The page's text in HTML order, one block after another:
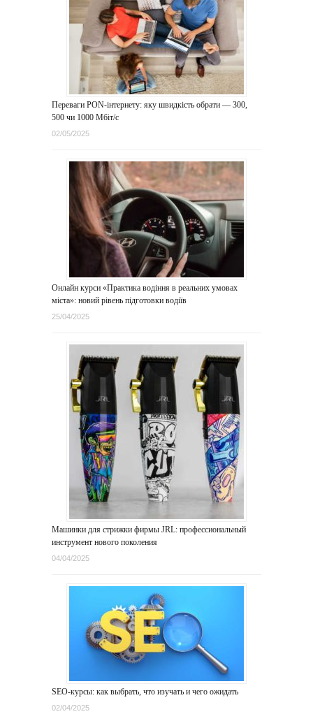
Переваги PON-інтернету: яку швидкість обрати — 300,
500 чи 1000 Мбіт/с
02/05/2025
Онлайн курси «Практика водіння в реальних умовах
міста»: новий рівень підготовки водіїв
25/04/2025
Машинки для стрижки фирмы JRL: профессиональный
инструмент нового поколения
04/04/2025
SEO-курсы: как выбрать, что изучать и чего ожидать
02/04/2025